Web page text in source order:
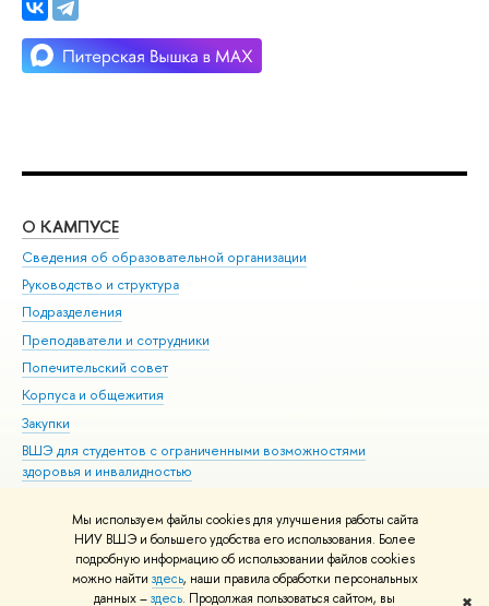
Мы используем файлы cookies для улучшения работы сайта
НИУ ВШЭ и большего удобства его использования. Более
подробную информацию об использовании файлов cookies
можно найти здесь, наши правила обработки персональных
данных –здесь. Продолжая пользоваться сайтом, вы
О КАМПУСЕ
Сведения об образовательной организации
Руководство и структура
Подразделения
Преподаватели и сотрудники
Попечительский совет
Корпуса и общежития
Закупки
ВШЭ для студентов с ограниченными возможностями
здоровья и инвалидностью
Единая платежная страница